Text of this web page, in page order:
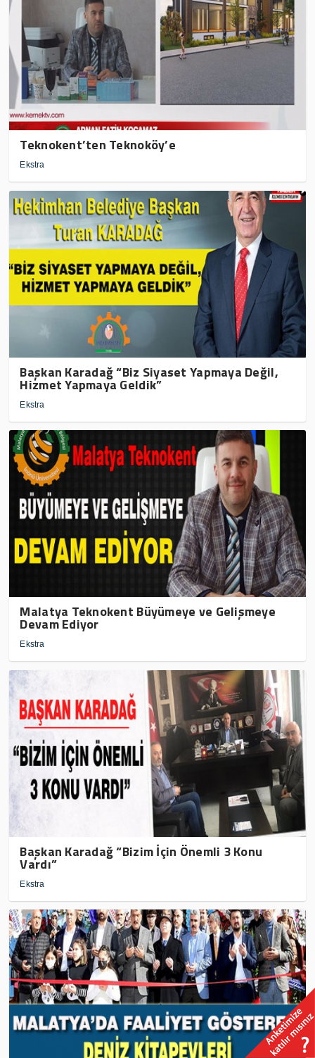
Teknokent’ten Teknoköy’e
Ekstra
Başkan Karadağ “Biz Siyaset Yapmaya Değil,
Hizmet Yapmaya Geldik”
Ekstra
Malatya Teknokent Büyümeye ve Gelişmeye
Devam Ediyor
Ekstra
Başkan Karadağ “Bizim İçin Önemli 3 Konu
Vardı”
Ekstra